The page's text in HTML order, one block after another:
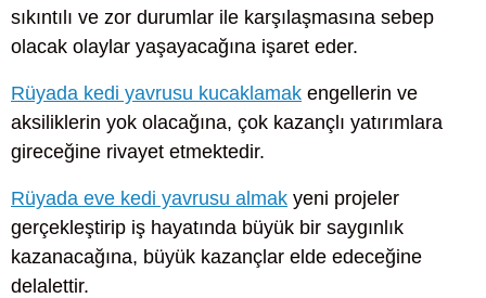
sıkıntılı ve zor durumlar ile karşılaşmasına sebep
olacak olaylar yaşayacağına işaret eder.
Rüyada kedi yavrusu kucaklamak engellerin ve
aksiliklerin yok olacağına, çok kazançlı yatırımlara
gireceğine rivayet etmektedir.
Rüyada eve kedi yavrusu almak yeni projeler
gerçekleştirip iş hayatında büyük bir saygınlık
kazanacağına, büyük kazançlar elde edeceğine
delalettir.